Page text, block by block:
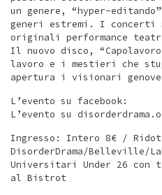
un genere, “hyper-
generi estremi. I concerti
originali performance
Il nuovo disco,
lavoro e i mestieri che
apertura i visionari
L’evento su facebook:
L’evento su
Ingresso: Intero 8€ /
DisorderDrama/Belleville/
Universitari Under 26 con
al Bistrot